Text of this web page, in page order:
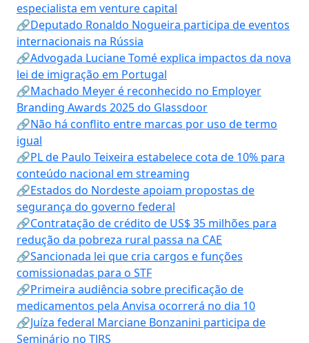
especialista em venture capital
🔗Deputado Ronaldo Nogueira participa de eventos
internacionais na Rússia
🔗Advogada Luciane Tomé explica impactos da nova
lei de imigração em Portugal
🔗Machado Meyer é reconhecido no Employer
Branding Awards 2025 do Glassdoor
🔗Não há conflito entre marcas por uso de termo
igual
🔗PL de Paulo Teixeira estabelece cota de 10% para
conteúdo nacional em streaming
🔗Estados do Nordeste apoiam propostas de
segurança do governo federal
🔗Contratação de crédito de US$ 35 milhões para
redução da pobreza rural passa na CAE
🔗Sancionada lei que cria cargos e funções
comissionadas para o STF
🔗Primeira audiência sobre precificação de
medicamentos pela Anvisa ocorrerá no dia 10
🔗Juíza federal Marciane Bonzanini participa de
Seminário no TJRS